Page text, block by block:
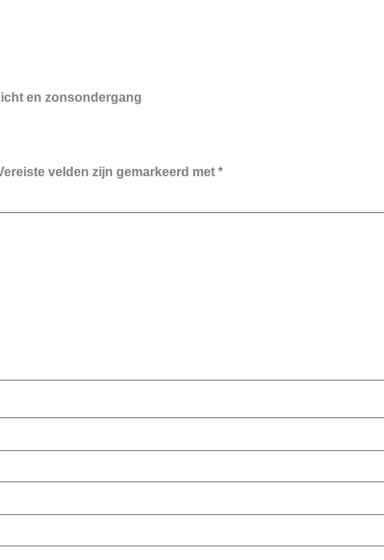
en zonsondergang
velden zijn gemarkeerd met *